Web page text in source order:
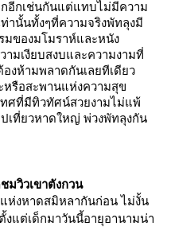
กอีกเช่นกันแต่แทบไม่มีความ
ท่านั้นทั้งๆที่ความจริงพัทลุงมี
มของมโมราห์และหนัง
ามเงียบสงบละความงามที่
งห้ามพลาดกันเลยทีเดียว
รือสะพานแห่งความสุข
ทศที่มีทิวทัศน์สวยงามไม่แพ้
เที่ยวหาดใหญ่ พ่วงพัทลุงกัน
มวิวเขาตังกวน
แห่งหาดสมิหลากันก่อน ไม่งั้น
ตั้งแต่เด็กมาวันนี้อายุอานามน่า